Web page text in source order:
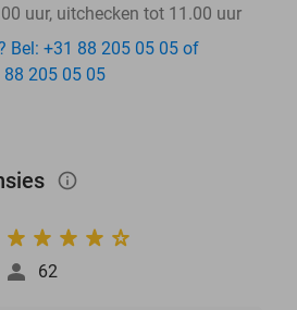
uur, uitchecken tot 11.00 uur
Bel: +31 88 205 05 05 of
205 05 05
info_outlined
62